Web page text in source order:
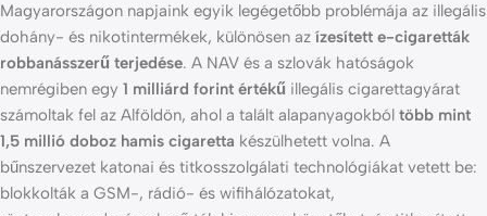
Magyarországon napjaink egyik legégetőbb problémája az illegális
dohány- és nikotintermékek, különösen az ízesített e-cigaretták
robbanásszerű terjedése. A NAV és a szlovák hatóságok
nemrégiben egy 1 milliárd forint értékű illegális cigarettagyárat
számoltak fel az Alföldön, ahol a talált alapanyagokból több mint
1,5 millió doboz hamis cigaretta készülhetett volna. A
bűnszervezet katonai és titkosszolgálati technológiákat vetett be:
blokkolták a GSM-, rádió- és wifihálózatokat,